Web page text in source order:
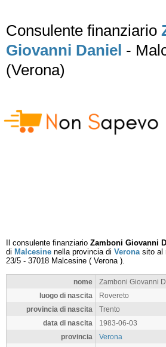
Consulente finanziario
Giovanni Daniel -
(Verona)
Il consulente finanziario Zamboni Giovanni
di Malcesine nella provincia di Veronasito al
23/5 - 37018 Malcesine ( Verona).
nome
Zamboni Giovanni
luogo di nascita
Rovereto
provincia di nascita
Trento
data di nascita
1983-06-03
provincia
Verona